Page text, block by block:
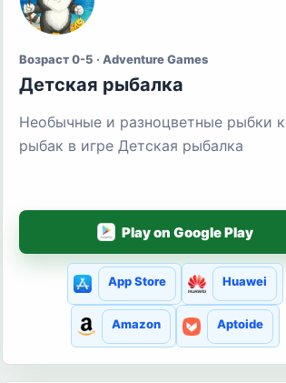
Возраст 0-5 · Adventure Games
Детская рыбалка
Необычные и разноцветные рыбки
рыбак в игре Детская рыбалка
Play on Google Play
App Store Huawei
Amazon Aptoide